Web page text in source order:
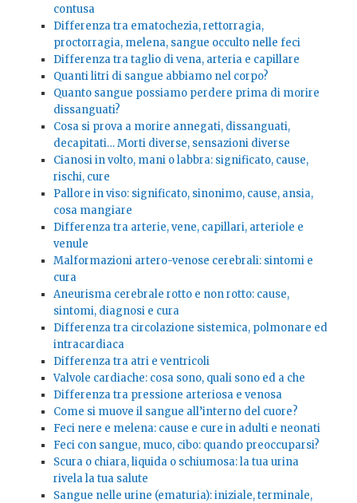
contusa
Differenza tra ematochezia, rettorragia,
proctorragia, melena, sangue occulto nelle feci
Differenza tra taglio di vena, arteria e capillare
Quanti litri di sangue abbiamo nel corpo?
Quanto sangue possiamo perdere prima di morire
dissanguati?
Cosa si prova a morire annegati, dissanguati,
decapitati… Morti diverse, sensazioni diverse
Cianosi in volto, mani o labbra: significato, cause,
rischi, cure
Pallore in viso: significato, sinonimo, cause, ansia,
cosa mangiare
Differenza tra arterie, vene, capillari, arteriole e
venule
Malformazioni artero-venose cerebrali: sintomi e
cura
Aneurisma cerebrale rotto e non rotto: cause,
sintomi, diagnosi e cura
Differenza tra circolazione sistemica, polmonare ed
intracardiaca
Differenza tra atri e ventricoli
Valvole cardiache: cosa sono, quali sono ed a che
Differenza tra pressione arteriosa e venosa
Come si muove il sangue all’interno del cuore?
Feci nere e melena: cause e cure in adulti e neonati
Feci con sangue, muco, cibo: quando preoccuparsi?
Scura o chiara, liquida o schiumosa: la tua urina
rivela la tua salute
Sangue nelle urine (ematuria): iniziale, terminale,